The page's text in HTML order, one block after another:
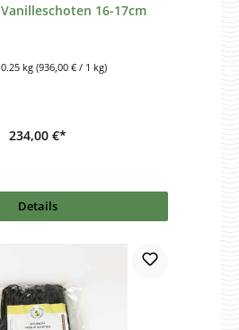
16-17cm
0.25 kg (936,00 € / 1 kg)
234,00 €*
Details